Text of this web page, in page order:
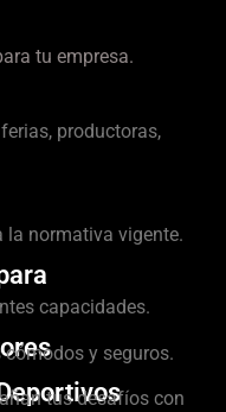
tu empresa.
productoras,
la normativa vigente.
capacidades.
y seguros.
tus desafíos con